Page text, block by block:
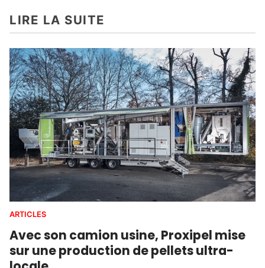
LIRE LA SUITE
ARTICLES
Avec son camion usine, Proxipel mise
sur une production de pellets ultra-